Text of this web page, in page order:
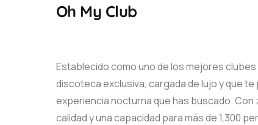
Oh My Club
Establecido como uno de los mejores
discoteca exclusiva, cargada de lujo y que te
experiencia nocturna que has buscado. Con
calidad y una capacidad para más de 1.300